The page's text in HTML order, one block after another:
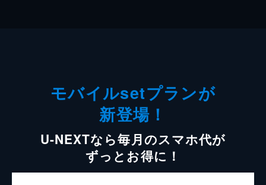
モバイルsetプランが
新登場！
U-NEXTなら毎月のスマホ代が
ずっとお得に！